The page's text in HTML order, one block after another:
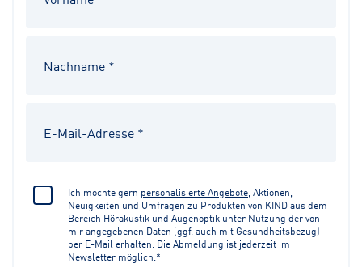
Ich möchte gern personalisierte Angebote, Aktionen,
Neuigkeiten und Umfragen zu Produkten von KIND aus dem
Bereich Hörakustik und Augenoptik unter Nutzung der von
mir angegebenen Daten (ggf. auch mit Gesundheitsbezug)
per E-Mail erhalten. Die Abmeldung ist jederzeit im
Newsletter möglich.*